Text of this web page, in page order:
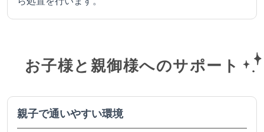
お子様と親御様へのサポート
親子で通いやすい環境